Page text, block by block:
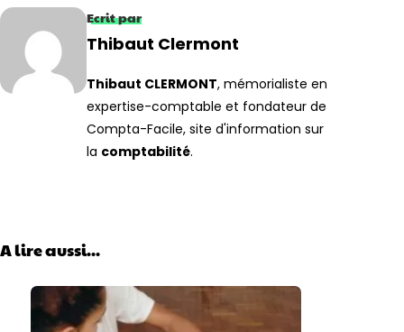
Ecrit par
Thibaut Clermont
Thibaut CLERMONT, mémorialiste en
expertise-comptable et fondateur de
Compta-Facile, site d'information sur
la comptabilité.
A lire aussi...